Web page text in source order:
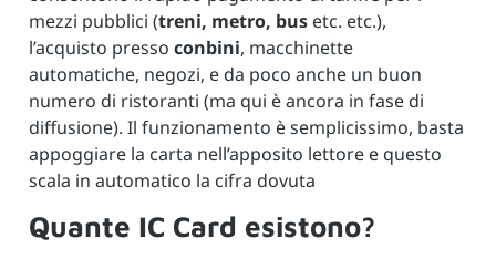
mezzi pubblici (treni, metro, bus etc. etc.),
l’acquisto presso conbini, macchinette
automatiche, negozi, e da poco anche un buon
numero di ristoranti (ma qui è ancora in fase di
diffusione). Il funzionamento è semplicissimo, basta
appoggiare la carta nell’apposito lettore e questo
scala in automatico la cifra dovuta
Quante IC Card esistono?